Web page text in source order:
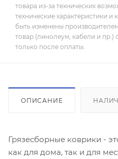
товара из-за технических
технические характеристики и
быть изменены
товар (линолеум, кабели и пр.)
только после оплаты.
ОПИСАНИЕ
Грязесборные коврики -
как для дома, так и для